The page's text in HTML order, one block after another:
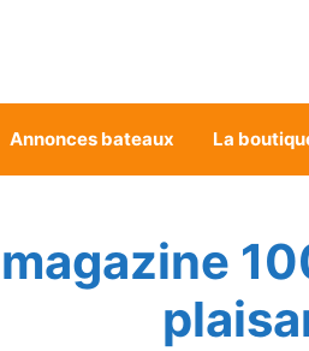
Annonces bateaux La